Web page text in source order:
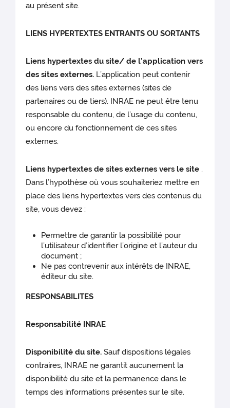
au présent site.
LIENS HYPERTEXTES ENTRANTS OU SORTANTS
Liens hypertextes du site/ de l’application vers
des sites externes. L’application peut contenir
des liens vers des sites externes (sites de
partenaires ou de tiers). INRAE ne peut être tenu
responsable du contenu, de l’usage du contenu,
ou encore du fonctionnement de ces sites
externes.
Liens hypertextes de sites externes vers le site .
Dans l’hypothèse où vous souhaiteriez mettre en
place des liens hypertextes vers des contenus du
site, vous devez :
Permettre de garantir la possibilité pour
l’utilisateur d’identifier l’origine et l’auteur du
document ;
Ne pas contrevenir aux intérêts de INRAE,
éditeur du site.
RESPONSABILITES
Responsabilité INRAE
Disponibilité du site. Sauf dispositions légales
contraires, INRAE ne garantit aucunement la
disponibilité du site et la permanence dans le
temps des informations présentes sur le site.